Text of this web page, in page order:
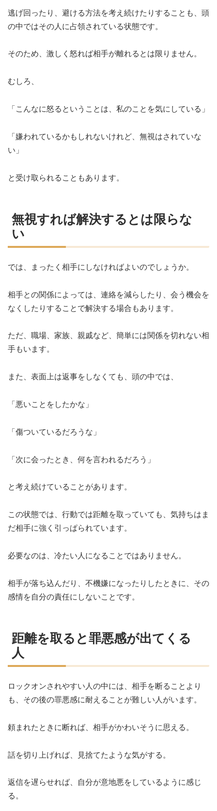
逃げ回ったり、避ける方法を考え続けたりすることも、頭
の中ではその人に占領されている状態です。
そのため、激しく怒れば相手が離れるとは限りません。
むしろ、
「こんなに怒るということは、私のことを気にしている」
「嫌われているかもしれないけれど、無視はされていな
い」
と受け取られることもあります。
無視すれば解決するとは限らな
い
では、まったく相手にしなければよいのでしょうか。
相手との関係によっては、連絡を減らしたり、会う機会を
なくしたりすることで解決する場合もあります。
ただ、職場、家族、親戚など、簡単には関係を切れない相
手もいます。
また、表面上は返事をしなくても、頭の中では、
「悪いことをしたかな」
「傷ついているだろうな」
「次に会ったとき、何を言われるだろう」
と考え続けていることがあります。
この状態では、行動では距離を取っていても、気持ちはま
だ相手に強く引っぱられています。
必要なのは、冷たい人になることではありません。
相手が落ち込んだり、不機嫌になったりしたときに、その
感情を自分の責任にしないことです。
距離を取ると罪悪感が出てくる
人
ロックオンされやすい人の中には、相手を断ることより
も、その後の罪悪感に耐えることが難しい人がいます。
頼まれたときに断れば、相手がかわいそうに思える。
話を切り上げれば、見捨てたような気がする。
返信を遅らせれば、自分が意地悪をしているように感じ
る。